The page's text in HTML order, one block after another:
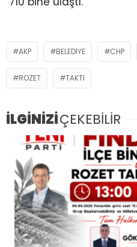
AKP BELEDIYE CHP
ROZET TAKTI
İLGİNİZİÇEKEBİLİR